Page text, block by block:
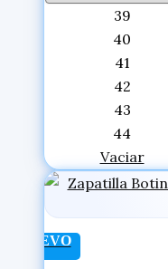
39
40
41
42
43
44
Vaciar
NUEVO